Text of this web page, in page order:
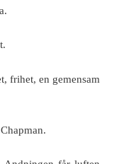
frihet, en gemensam